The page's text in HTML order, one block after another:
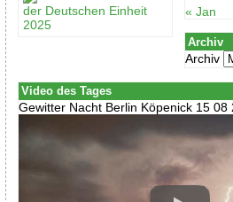
der Deutschen Einheit
2025
« Jan
Archiv
Archiv
Video des Tages
Gewitter Nacht Berlin Köpenick 15 08